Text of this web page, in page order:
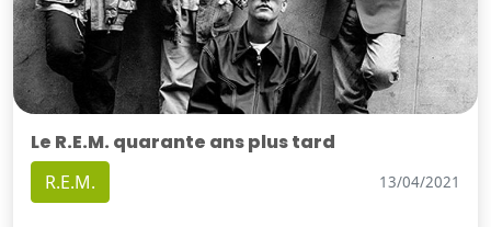
Le R.E.M. quarante ans plus tard
R.E.M. 13/04/2021